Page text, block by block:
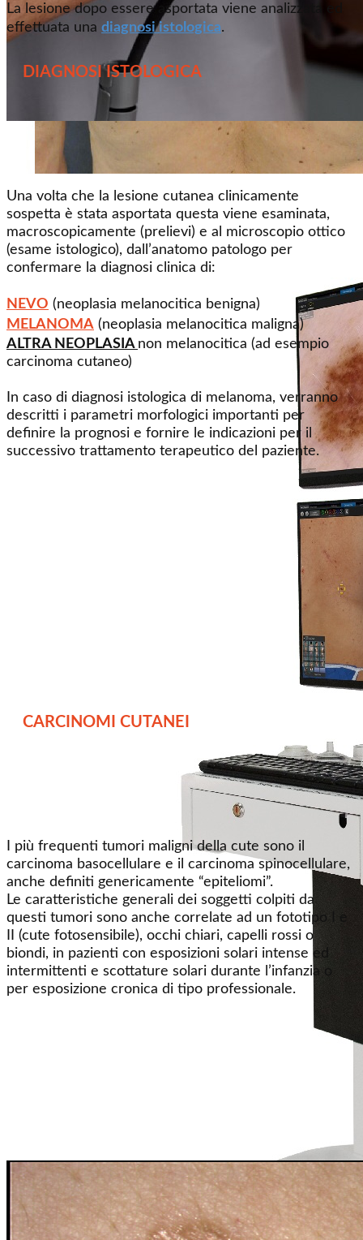
La lesione dopo essere asportata viene analizzata ed
effettuata una diagnosi istologica.
DIAGNOSI ISTOLOGICA
Una volta che la lesione cutanea clinicamente
sospetta è stata asportata questa viene esaminata,
macroscopicamente (prelievi) e al microscopio ottico
(esame istologico), dall’anatomo patologo per
confermare la diagnosi clinica di:
NEVO (neoplasia melanocitica benigna)
MELANOMA (neoplasia melanocitica maligna)
ALTRA NEOPLASIA non melanocitica (ad esempio
carcinoma cutaneo)
In caso di diagnosi istologica di melanoma, verranno
descritti i parametri morfologici importanti per
definire la prognosi e fornire le indicazioni per il
successivo trattamento terapeutico del paziente.
CARCINOMI CUTANEI
I più frequenti tumori maligni della cute sono il
carcinoma basocellulare e il carcinoma spinocellulare,
anche definiti genericamente “epiteliomi”.
Le caratteristiche generali dei soggetti colpiti da
questi tumori sono anche correlate ad un fototipo I e
II (cute fotosensibile), occhi chiari, capelli rossi o
biondi, in pazienti con esposizioni solari intense ed
intermittenti e scottature solari durante l’infanzia o
per esposizione cronica di tipo professionale.